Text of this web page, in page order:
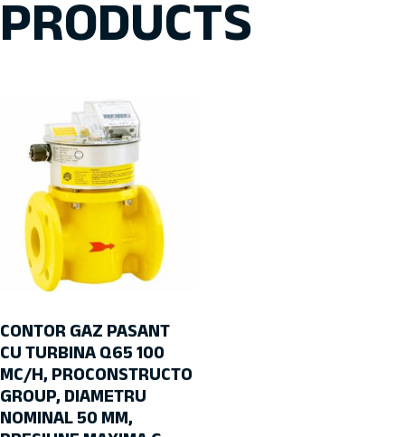
PRODUCTS
CONTOR GAZ PASANT
CU TURBINA Q65 100
MC/H, PROCONSTRUCTO
GROUP, DIAMETRU
NOMINAL 50 MM,